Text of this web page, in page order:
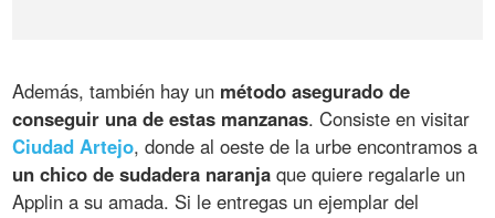
Además, también hay un método asegurado de
conseguir una de estas manzanas. Consiste en visitar
Ciudad Artejo, donde al oeste de la urbe encontramos a
un chico de sudadera naranja que quiere regalarle un
Applin a su amada. Si le entregas un ejemplar del